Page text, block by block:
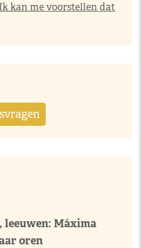
kan me voorstellen dat
leeuwen: Máxima
oren